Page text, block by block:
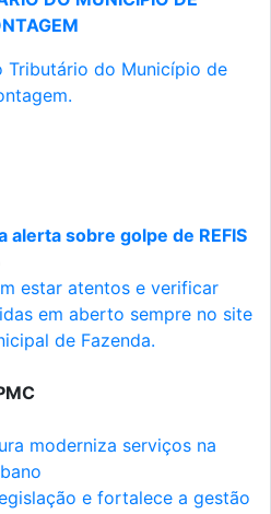
Tributário do Município de
alerta sobre golpe de REFIS
estar atentos e verificar
em aberto sempre no site
de Fazenda.
moderniza serviços na
e fortalece a gestão